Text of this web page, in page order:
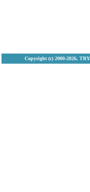
Copyright (с) 2000-2026,